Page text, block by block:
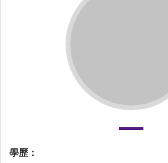
學歷：